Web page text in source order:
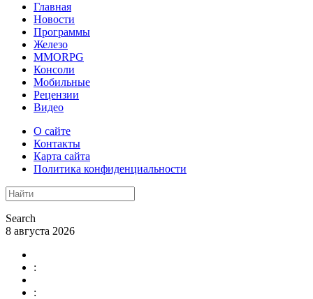
Главная
Новости
Программы
Железо
MMORPG
Консоли
Мобильные
Рецензии
Видео
О сайте
Контакты
Карта сайта
Политика конфиденциальности
Search
8 августа 2026
:
: